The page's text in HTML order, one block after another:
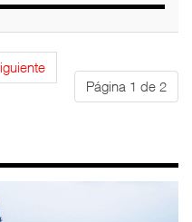
Página 1 de 2